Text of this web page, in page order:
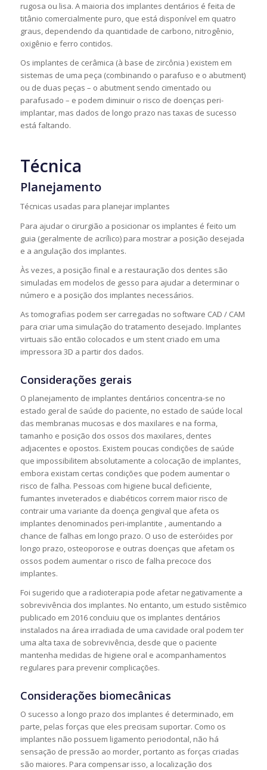
rugosa ou lisa. A maioria dos implantes dentários é feita de
titânio comercialmente puro, que está disponível em quatro
graus, dependendo da quantidade de carbono, nitrogênio,
oxigênio e ferro contidos.
Os implantes de cerâmica (à base de zircônia ) existem em
sistemas de uma peça (combinando o parafuso e o abutment)
ou de duas peças – o abutment sendo cimentado ou
parafusado – e podem diminuir o risco de doenças peri-
implantar, mas dados de longo prazo nas taxas de sucesso
está faltando.
Técnica
Planejamento
Técnicas usadas para planejar implantes
Para ajudar o cirurgião a posicionar os implantes é feito um
guia (geralmente de acrílico) para mostrar a posição desejada
e a angulação dos implantes.
Às vezes, a posição final e a restauração dos dentes são
simuladas em modelos de gesso para ajudar a determinar o
número e a posição dos implantes necessários.
As tomografias podem ser carregadas no software CAD / CAM
para criar uma simulação do tratamento desejado. Implantes
virtuais são então colocados e um stent criado em uma
impressora 3D a partir dos dados.
Considerações gerais
O planejamento de implantes dentários concentra-se no
estado geral de saúde do paciente, no estado de saúde local
das membranas mucosas e dos maxilares e na forma,
tamanho e posição dos ossos dos maxilares, dentes
adjacentes e opostos. Existem poucas condições de saúde
que impossibilitem absolutamente a colocação de implantes,
embora existam certas condições que podem aumentar o
risco de falha. Pessoas com higiene bucal deficiente,
fumantes inveterados e diabéticos correm maior risco de
contrair uma variante da doença gengival que afeta os
implantes denominados peri-implantite , aumentando a
chance de falhas em longo prazo. O uso de esteróides por
longo prazo, osteoporose e outras doenças que afetam os
ossos podem aumentar o risco de falha precoce dos
implantes.
Foi sugerido que a radioterapia pode afetar negativamente a
sobrevivência dos implantes. No entanto, um estudo sistêmico
publicado em 2016 concluiu que os implantes dentários
instalados na área irradiada de uma cavidade oral podem ter
uma alta taxa de sobrevivência, desde que o paciente
mantenha medidas de higiene oral e acompanhamentos
regulares para prevenir complicações.
Considerações biomecânicas
O sucesso a longo prazo dos implantes é determinado, em
parte, pelas forças que eles precisam suportar. Como os
implantes não possuem ligamento periodontal, não há
sensação de pressão ao morder, portanto as forças criadas
são maiores. Para compensar isso, a localização dos